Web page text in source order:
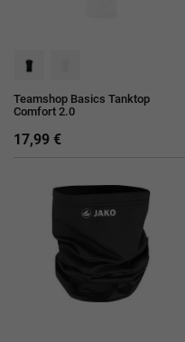
Teamshop Basics Tanktop
Comfort 2.0
17,99 €